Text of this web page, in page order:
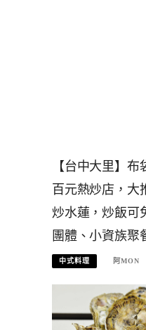
【台中大里】
百元熱炒店，大
炒水蓮，炒飯可
團體、小資族聚
中式料理 阿MON